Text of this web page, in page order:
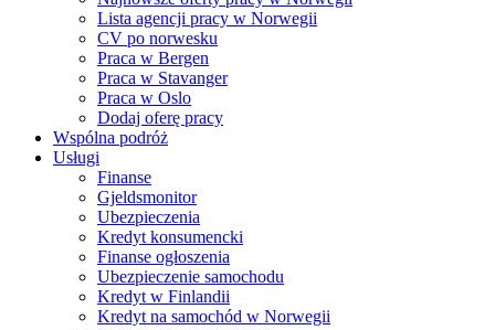
Lista agencji pracy w Norwegii
CV po norwesku
Praca w Bergen
Praca w Stavanger
Praca w Oslo
Dodaj oferę pracy
Wspólna podróż
Usługi
Finanse
Gjeldsmonitor
Ubezpieczenia
Kredyt konsumencki
Finanse ogłoszenia
Ubezpieczenie samochodu
Kredyt w Finlandii
Kredyt na samochód w Norwegii